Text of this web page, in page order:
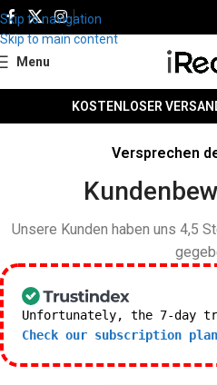
Skip to navigation
Skip to main content
Menu
KOSTENLOSER
Versprechen
Unsere Kunden haben uns 4,5
Unfortunately, the 7-day
Check our subscription